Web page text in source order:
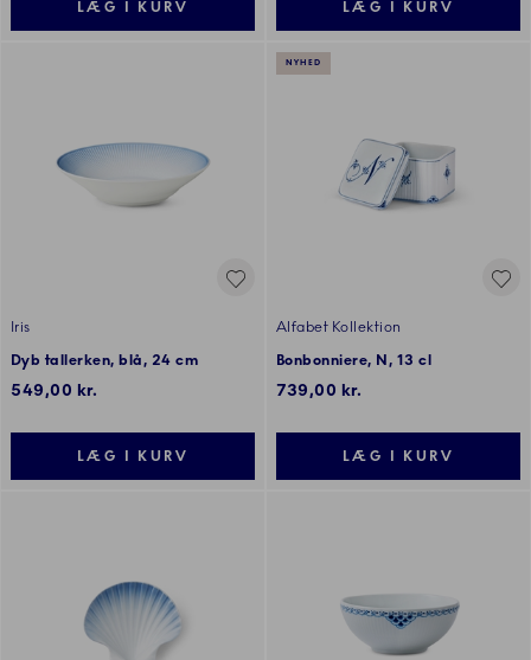
LÆG I KURV LÆG I KURV
Iris
Dyb tallerken, blå, 24 cm
549,00 kr.
LÆG I KURV
NYHED
Alfabet Kollektion
Bonbonniere, N, 13 cl
739,00 kr.
LÆG I KURV